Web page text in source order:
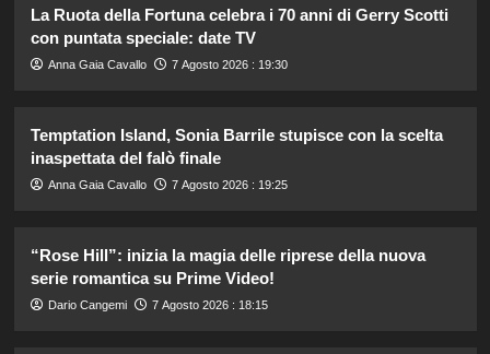
5
Lorella Cuccarini compie 61 anni:
“Ho l’energia di una ventenne!”
1
Danilo D’Angelo: “Dopo Francesca,
faccio fatica a ritrovare me stesso”
2
Marzia: vacanza da sogno in
Sardegna!
La Ruota della Fortuna celebra i 70 anni di Gerry Scotti
con puntata speciale: date TV
Anna Gaia Cavallo 7 Agosto 2026 : 19:30
Temptation Island, Sonia Barrile stupisce con la scelta
inaspettata del falò finale
Anna Gaia Cavallo 7 Agosto 2026 : 19:25
“Rose Hill”: inizia la magia delle riprese della nuova
serie romantica su Prime Video!
Dario Cangemi 7 Agosto 2026 : 18:15